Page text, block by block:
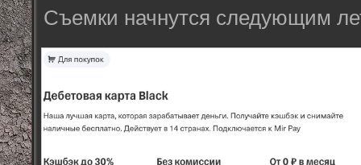
Съемки начнутся следующим